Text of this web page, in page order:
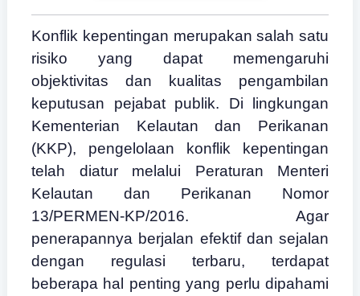
Konflik kepentingan merupakan salah satu
risiko yang dapat memengaruhi
objektivitas dan kualitas pengambilan
keputusan pejabat publik. Di lingkungan
Kementerian Kelautan dan Perikanan
(KKP), pengelolaan konflik kepentingan
telah diatur melalui Peraturan Menteri
Kelautan dan Perikanan Nomor
13/PERMEN-KP/2016. Agar
penerapannya berjalan efektif dan sejalan
dengan regulasi terbaru, terdapat
beberapa hal penting yang perlu dipahami